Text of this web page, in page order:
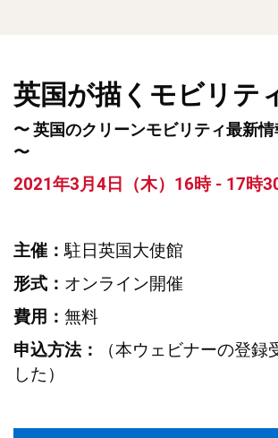
英国が描くモビリテ
〜 英国のクリーンモビリティ最新
〜
2021年3月4日（木）16時 - 17時
主催：駐日英国大使館
形式： オンライン開催
費用： 無料
申込方法：
（本ウェビナーの登録
した）